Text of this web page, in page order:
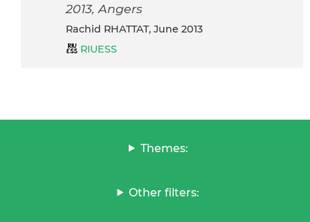
2013, Angers
Rachid RHATTAT, June 2013
RIUESS
Themes:
Other filters: